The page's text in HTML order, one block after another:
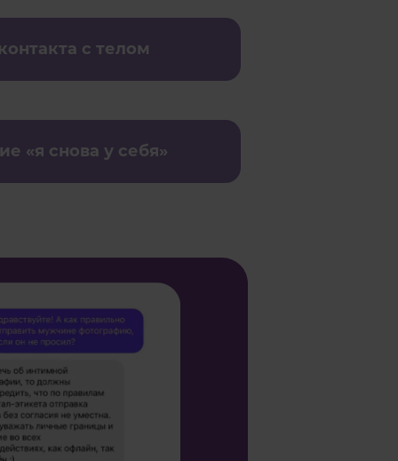
с телом
«я снова у себя»